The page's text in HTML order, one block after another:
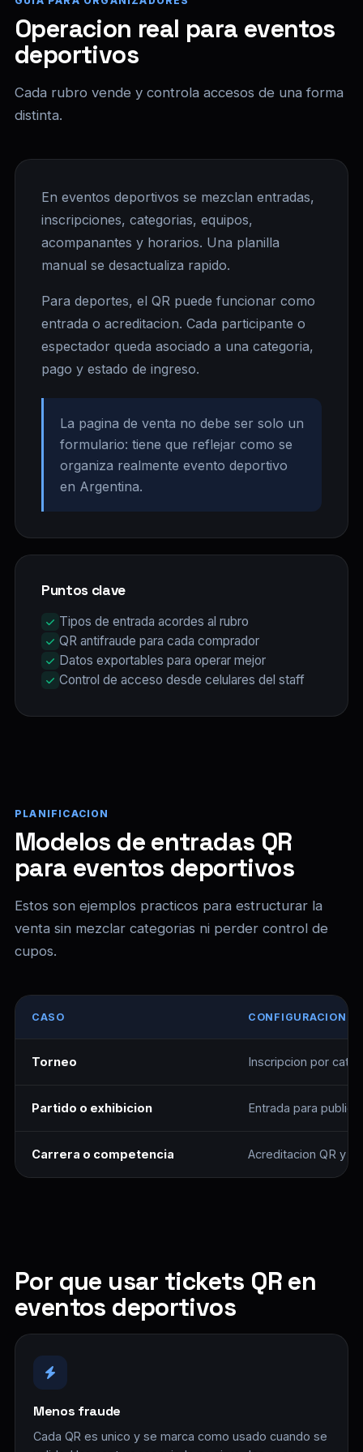
Operacion real para eventos
deportivos
Cada rubro vende y controla accesos de una forma
distinta.
En eventos deportivos se mezclan entradas,
inscripciones, categorias, equipos,
acompanantes y horarios. Una planilla
manual se desactualiza rapido.
Para deportes, el QR puede funcionar como
entrada o acreditacion. Cada participante o
espectador queda asociado a una categoria,
pago y estado de ingreso.
La pagina de venta no debe ser solo un
formulario: tiene que reflejar como se
organiza realmente evento deportivo
en Argentina.
Puntos clave
Tipos de entrada acordes al rubro
QR antifraude para cada comprador
Datos exportables para operar mejor
Control de acceso desde celulares del staff
PLANIFICACION
Modelos de entradas QR
para eventos deportivos
Estos son ejemplos practicos para estructurar la
venta sin mezclar categorias ni perder control de
cupos.
CASO CONFIGURACION
Torneo Inscripcion por
Partido o exhibicion Entrada para
Carrera o competencia Acreditacion QR y
Por que usar tickets QR en
eventos deportivos
Menos fraude
Cada QR es unico y se marca como usado cuando se